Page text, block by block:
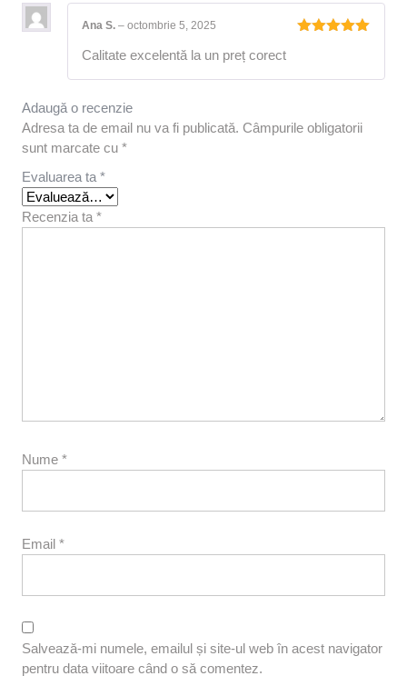
Ana S. – octombrie 5, 2025
Calitate excelentă la un preț corect
Adaugă o recenzie
Adresa ta de email nu va fi publicată. Câmpurile obligatorii
sunt marcate cu *
Evaluarea ta *
Recenzia ta *
Nume *
Email *
Salvează-mi numele, emailul și site-ul web în acest navigator
pentru data viitoare când o să comentez.